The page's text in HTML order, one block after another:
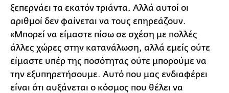
ξεπερνάει τα εκατόν τριάντα. Αλλά αυτοί οι
αριθμοί δεν φαίνεται να τους επηρεάζουν.
«Μπορεί να είμαστε πίσω σε σχέση με πολλές
άλλες χώρες στην κατανάλωση, αλλά εμείς ούτε
είμαστε υπέρ της ποσότητας ούτε μπορούμε να
την εξυπηρετήσουμε. Αυτό που μας ενδιαφέρει
είναι ότι αυξάνεται ο κόσμος που θέλει να